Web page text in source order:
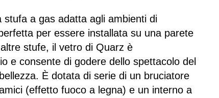
stufa a gas adatta agli ambienti di
per essere installata su una parete
stufe, il vetro di Quarz è
e consente di godere dello spettacolo del
È dotata di serie di un bruciatore
(effetto fuoco a legna) e un interno a